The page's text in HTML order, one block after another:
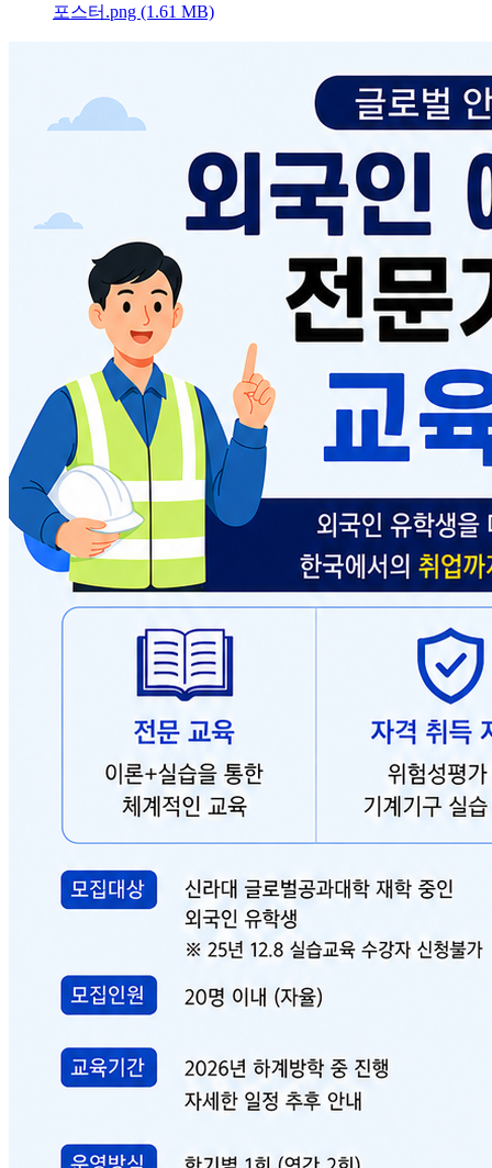
포스터.png (1.61 MB)